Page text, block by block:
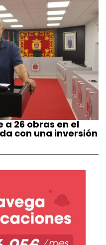
26 obras en el
con una inversión